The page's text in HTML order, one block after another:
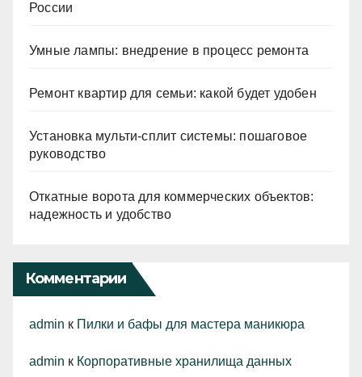
России
Умные лампы: внедрение в процесс ремонта
Ремонт квартир для семьи: какой будет удобен
Установка мульти-сплит системы: пошаговое
руководство
Откатные ворота для коммерческих объектов:
надежность и удобство
Комментарии
admin к Пилки и бафы для мастера маникюра
admin к Корпоративные хранилища данных